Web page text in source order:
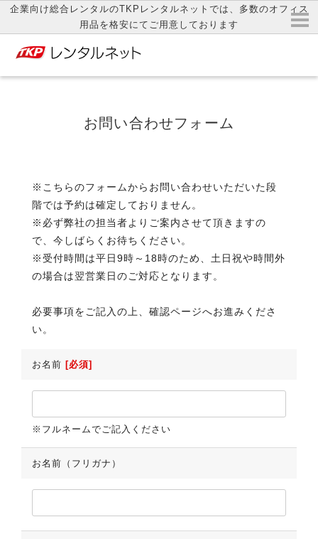
企業向け総合レンタルのTKPレンタルネットでは、多数のオフィス
用品を格安にてご用意しております
お問い合わせフォーム
※こちらのフォームからお問い合わせいただいた段
階では予約は確定しておりません。
※必ず弊社の担当者よりご案内させて頂きますの
で、今しばらくお待ちください。
※受付時間は平日9時～18時のため、土日祝や時間外
の場合は翌営業日のご対応となります。
必要事項をご記入の上、確認ページへお進みくださ
い。
お名前 [必須]
※フルネームでご記入ください
お名前（フリガナ）